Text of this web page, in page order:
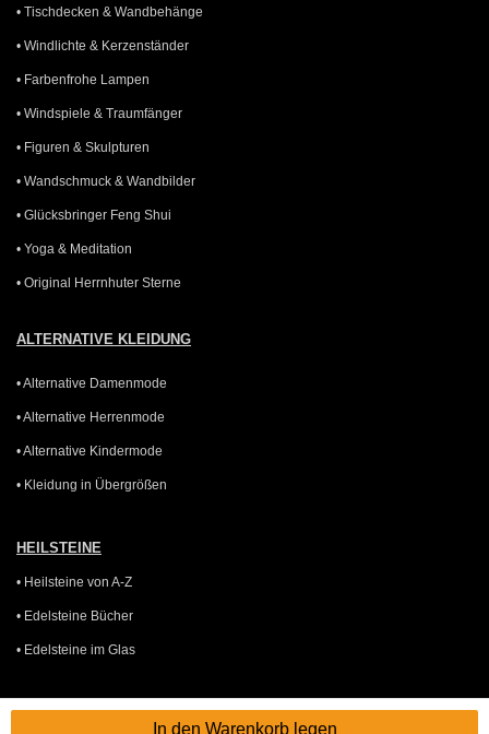
• Tischdecken & Wandbehänge
• Windlichte & Kerzenständer
• Farbenfrohe Lampen
• Windspiele & Traumfänger
• Figuren & Skulpturen
• Wandschmuck & Wandbilder
• Glücksbringer Feng Shui
• Yoga & Meditation
• Original Herrnhuter Sterne
ALTERNATIVE KLEIDUNG
• Alternative Damenmode
• Alternative Herrenmode
• Alternative Kindermode
• Kleidung in Übergrößen
HEILSTEINE
• Heilsteine von A-Z
• Edelsteine Bücher
• Edelsteine im Glas
GUTSCHEINE
In den Warenkorb legen